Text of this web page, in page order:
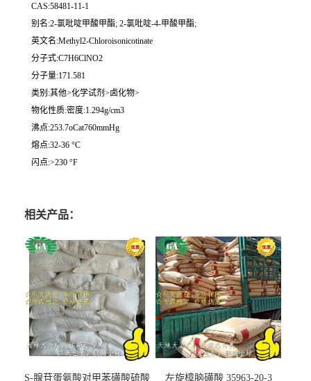
CAS:58481-11-1
别名:2-氯吡啶甲酸甲酯; 2-氯吡啶-4-甲酸甲酯;
英文名:Methyl2-Chloroisonicotinate
分子式:C7H6ClNO2
分子量:171.581
类别:其他>化学试剂>卤化物>
物化性质:密度:1.294g/cm3
沸点:253.7oCat760mmHg
熔点:32-36 °C
闪点:>230 °F
相关产品：
S-腺苷蛋氨酸对甲苯磺酸硫酸 左旋樟脑磺酸 35963-20-3